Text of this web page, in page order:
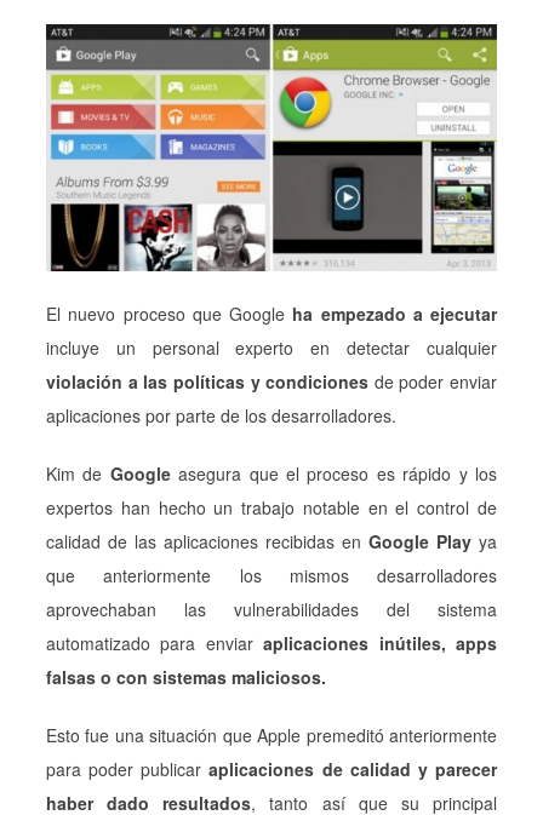
El nuevo proceso que Google ha empezado a ejecutar
incluye un personal experto en detectar cualquier
violación a las políticas y condiciones de poder enviar
aplicaciones por parte de los desarrolladores.
Kim de Googleasegura que el proceso es rápido y los
expertos han hecho un trabajo notable en el control de
calidad de las aplicaciones recibidas en Google Play ya
que anteriormente los mismos desarrolladores
aprovechaban las vulnerabilidades del sistema
automatizado para enviaraplicaciones inútiles, apps
falsas o con sistemas maliciosos.
Esto fue una situación que Apple premeditó anteriormente
para poder publicaraplicaciones de calidad y parecer
haber dado resultados, tanto así que su principal